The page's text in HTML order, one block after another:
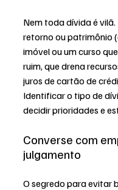
Nem toda dívida é
retorno ou patrimônio
imóvel ou um curso
ruim, que drena
juros de cartão de
Identificar o tipo de
decidir prioridades e
Converse com
julgamento
O segredo para evitar